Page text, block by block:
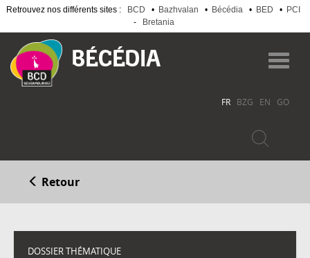
Retrouvez nos différents sites : BCD • Bazhvalan • Bécédia • BED •
PCI
-
Bretania
au
contenu
principal
FR BZG EN GO
Retour
DOSSIER THÉMATIQUE